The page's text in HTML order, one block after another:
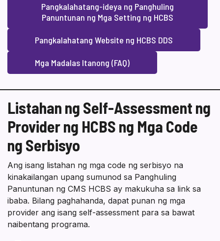
Pangkalahatang-ideya ng Panghuling
Panuntunan ng Mga Setting ng HCBS
Pangkalahatang Website ng HCBS DDS
Mga Madalas Itanong (FAQ)
Listahan ng Self-Assessment ng
Provider ng HCBS ng Mga Code
ng Serbisyo
Ang isang listahan ng mga code ng serbisyo na
kinakailangan upang sumunod sa Panghuling
Panuntunan ng CMS HCBS ay makukuha sa link sa
ibaba. Bilang paghahanda, dapat punan ng mga
provider ang isang self-assessment para sa bawat
naibentang programa.